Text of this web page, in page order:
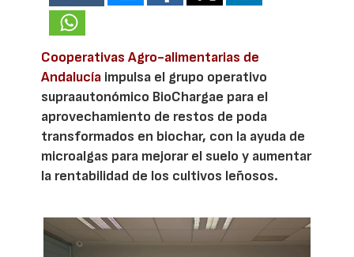
Cooperativas Agro-alimentarias de
Andalucía impulsa el grupo operativo
supraautonómico BioChargae para el
aprovechamiento de restos de poda
transformados en biochar, con la ayuda de
microalgas para mejorar el suelo y aumentar
la rentabilidad de los cultivos leñosos.